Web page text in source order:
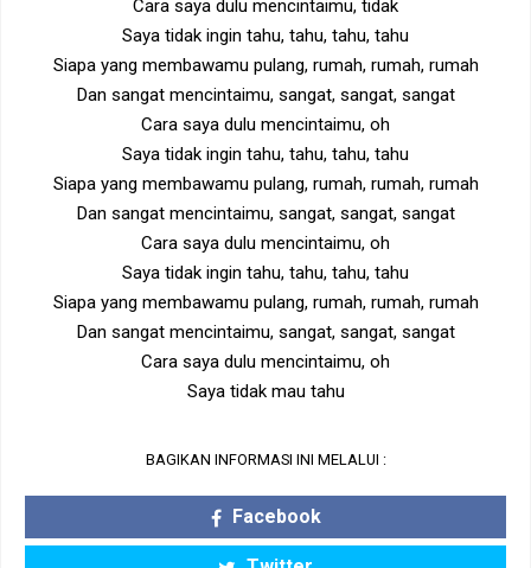
Cara saya dulu mencintaimu, tidak
Saya tidak ingin tahu, tahu, tahu, tahu
Siapa yang membawamu pulang, rumah, rumah, rumah
Dan sangat mencintaimu, sangat, sangat, sangat
Cara saya dulu mencintaimu, oh
Saya tidak ingin tahu, tahu, tahu, tahu
Siapa yang membawamu pulang, rumah, rumah, rumah
Dan sangat mencintaimu, sangat, sangat, sangat
Cara saya dulu mencintaimu, oh
Saya tidak ingin tahu, tahu, tahu, tahu
Siapa yang membawamu pulang, rumah, rumah, rumah
Dan sangat mencintaimu, sangat, sangat, sangat
Cara saya dulu mencintaimu, oh
Saya tidak mau tahu
BAGIKAN INFORMASI INI MELALUI :
Facebook